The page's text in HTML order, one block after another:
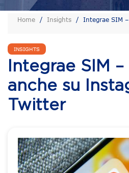
Home / Insights /
Integrae SIM
INSIGHTS
Integrae SIM
anche su
Twitter